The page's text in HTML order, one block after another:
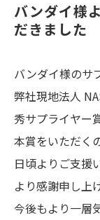
バンダイ様
だきました
バンダイ様のサ
弊社現地法人
秀サプライヤー
本賞をいただく
日頃よりご支援
より感謝申し上
今後もより一層